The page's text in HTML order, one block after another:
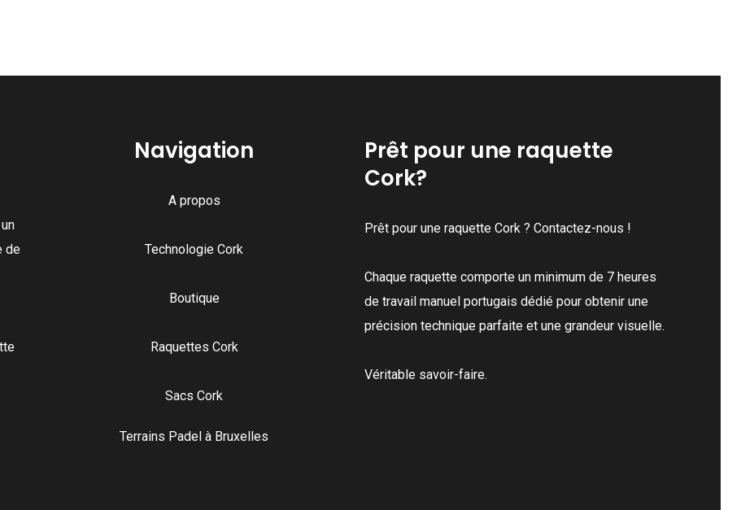
de
Navigation
A propos
Technologie Cork
Boutique
Raquettes Cork
Sacs Cork
Terrains Padel à Bruxelles
Prêt pour une raquette
Cork?
Prêt pour une raquette Cork ? Contactez-nous !
Chaque raquette comporte un minimum de 7 heures
de travail manuel portugais dédié pour obtenir une
précision technique parfaite et une grandeur visuelle.
Véritable savoir-faire.